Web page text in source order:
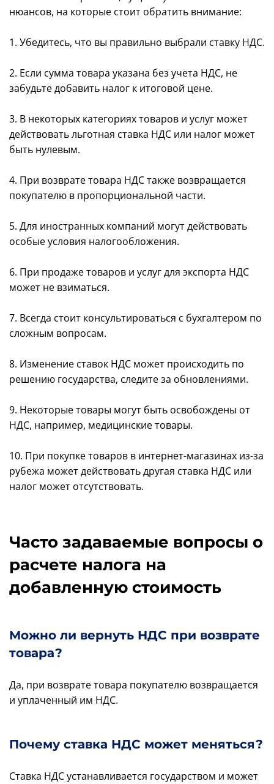
нюансов, на которые стоит обратить внимание:
1. Убедитесь, что вы правильно выбрали ставку НДС.
2. Если сумма товара указана без учета НДС, не
забудьте добавить налог к итоговой цене.
3. В некоторых категориях товаров и услуг может
действовать льготная ставка НДС или налог может
быть нулевым.
4. При возврате товара НДС также возвращается
покупателю в пропорциональной части.
5. Для иностранных компаний могут действовать
особые условия налогообложения.
6. При продаже товаров и услуг для экспорта НДС
может не взиматься.
7. Всегда стоит консультироваться с бухгалтером по
сложным вопросам.
8. Изменение ставок НДС может происходить по
решению государства, следите за обновлениями.
9. Некоторые товары могут быть освобождены от
НДС, например, медицинские товары.
10. При покупке товаров в интернет-магазинах из-за
рубежа может действовать другая ставка НДС или
налог может отсутствовать.
Часто задаваемые вопросы о
расчете налога на
добавленную стоимость
Можно ли вернуть НДС при возврате
товара?
Да, при возврате товара покупателю возвращается
и уплаченный им НДС.
Почему ставка НДС может меняться?
Ставка НДС устанавливается государством и может